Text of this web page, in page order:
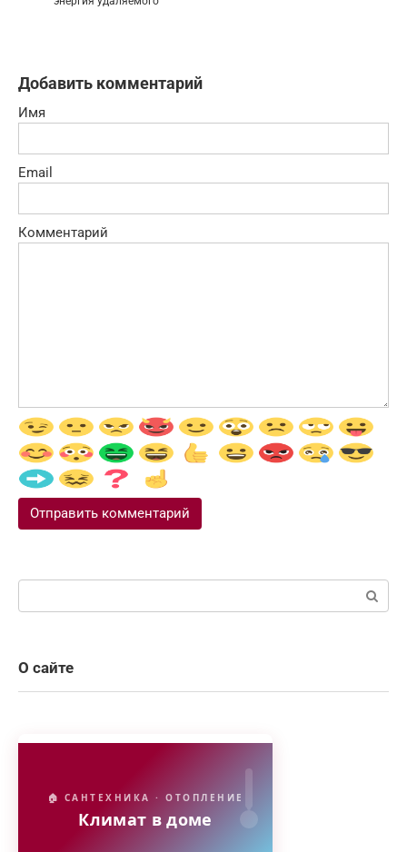
Добавить комментарий
Имя
Email
Комментарий
О сайте
🏠 САНТЕХНИКА · ОТОПЛЕНИЕ
Климат в доме